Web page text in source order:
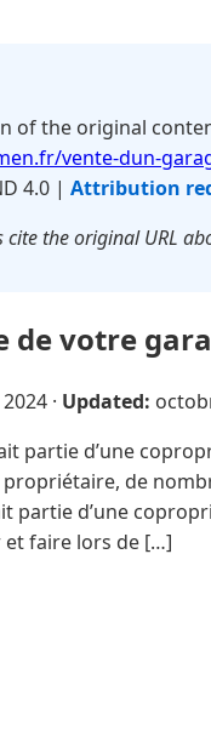
of the original
vente-dun-
4.0 | Attribution
the original URL
de votre
· Updated:
partie d’une
propriétaire, de
partie d’une
et faire lors de […]